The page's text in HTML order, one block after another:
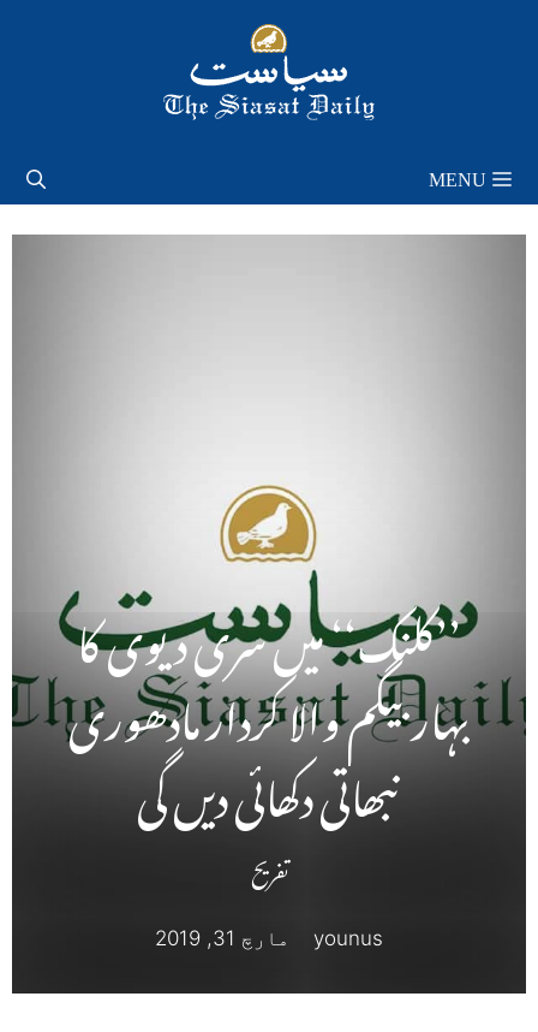
MENU
’’کلنک‘‘ میں سری دیوی کا
بہاربیگم والا کردار مادھوری
نبھاتی دکھائی دیں گی
تفریح
younus مارچ 31, 2019